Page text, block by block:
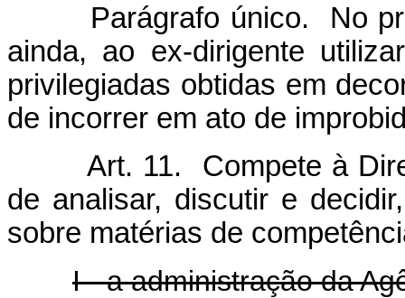
Parágrafo único. No
ainda, ao ex-dirigente
privilegiadas obtidas em
de incorrer em ato de
Art. 11. Compete à
de analisar, discutir e
sobre matérias de
I - a administração da